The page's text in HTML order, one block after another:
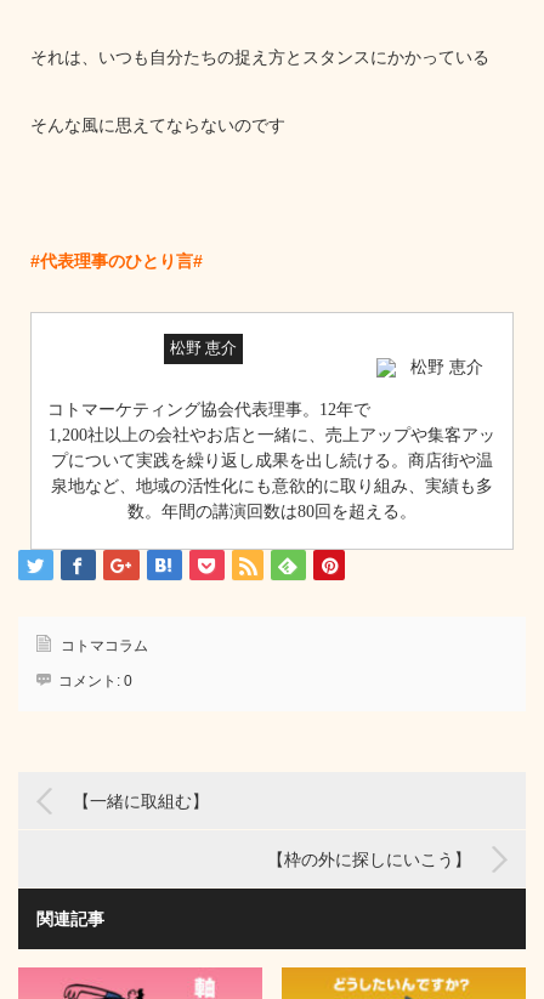
それは、いつも自分たちの捉え方とスタンスにかかっている
そんな風に思えてならないのです
#代表理事のひとり言#
松野 恵介
コトマーケティング協会代表理事。12年で
1,200社以上の会社やお店と一緒に、売上アップや集客アッ
プについて実践を繰り返し成果を出し続ける。商店街や温
泉地など、地域の活性化にも意欲的に取り組み、実績も多
数。年間の講演回数は80回を超える。
コトマコラム
コメント: 0
【一緒に取組む】
【枠の外に探しにいこう】
関連記事